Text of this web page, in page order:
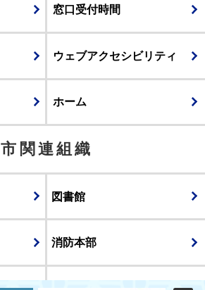
窓口受付時間
ウェブアクセシビリティ
ホーム
市関連組織
図書館
消防本部